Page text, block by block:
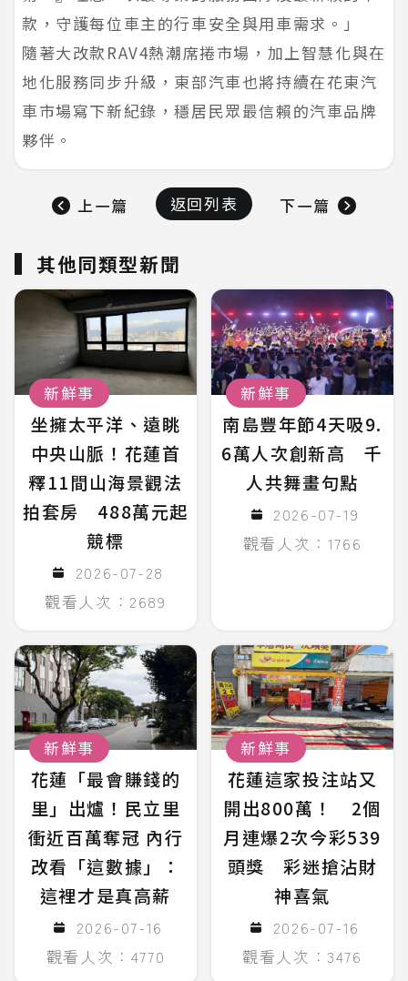
款，守護每位車主的行車安全與用車需求。」
隨著大改款RAV4熱潮席捲市場，加上智慧化與在
地化服務同步升級，東部汽車也將持續在花東汽
車市場寫下新紀錄，穩居民眾最信賴的汽車品牌
夥伴。
上一篇 返回列表 下一篇
其他同類型新聞
新鮮事
坐擁太平洋、遠眺
中央山脈！花蓮首
釋11間山海景觀法
拍套房 488萬元起
競標
2026-07-28
觀看人次：2689
新鮮事
南島豐年節4天吸9.
6萬人次創新高 千
人共舞畫句點
2026-07-19
觀看人次：1766
新鮮事
花蓮「最會賺錢的
里」出爐！民立里
衝近百萬奪冠 內行
改看「這數據」：
這裡才是真高薪
2026-07-16
觀看人次：4770
新鮮事
花蓮這家投注站又
開出800萬！ 2個
月連爆2次今彩539
頭獎 彩迷搶沾財
神喜氣
2026-07-16
觀看人次：3476